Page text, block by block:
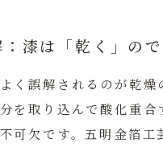
漆は「乾く」の
く誤解されるのが乾
を取り込んで酸化重
可欠です。五明金箔